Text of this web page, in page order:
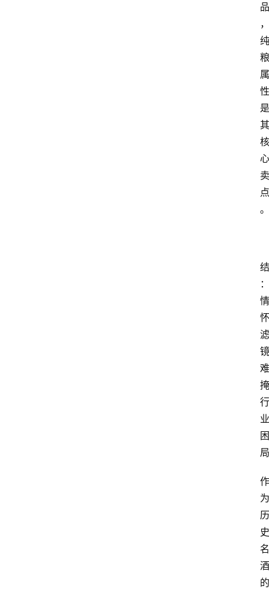
品
，
纯
粮
属
性
是
其
核
心
卖
点
。
结
：
情
怀
滤
镜
难
掩
行
业
困
局
作
为
历
史
名
酒
的